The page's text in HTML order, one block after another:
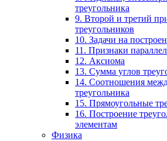
треугольника
9. Второй и третий
треугольников
10. Задачи на
11. Признаки
12. Аксиома
13. Сумма углов
14. Соотношения
треугольника
15. Прямоугольные
16. Построение
элементам
Физика